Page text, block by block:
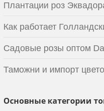
Плантации роз
Как работает
Садовые розы оптом
Таможни и импорт
Основные категории